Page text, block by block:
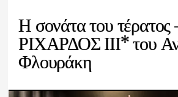
Η σονάτα του τέρατος
ΡΙΧΑΡΔΟΣ ΙΙΙ* του
Φλουράκη